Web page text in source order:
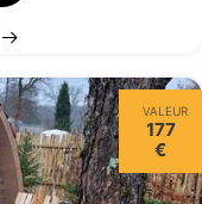
VALEUR
177
€